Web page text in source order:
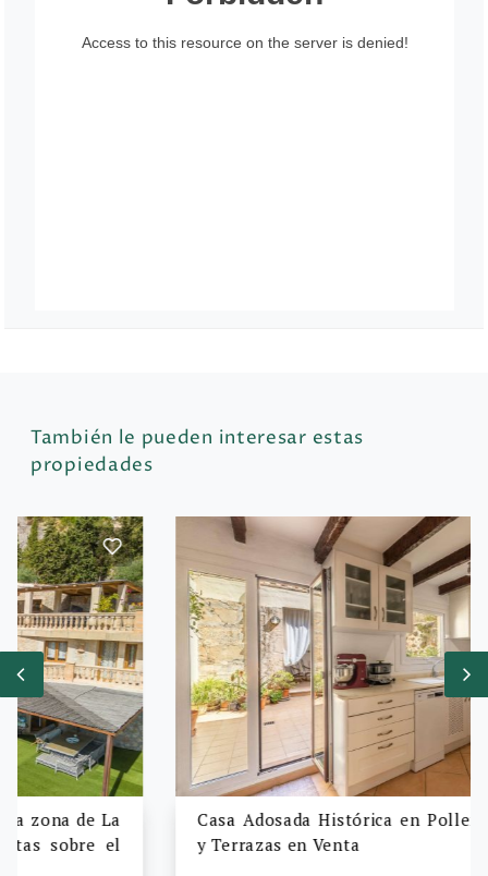
También le pueden interesar estas
propiedades
Casa Adosada Histórica en Pollença con Patio
y Terrazas en Venta